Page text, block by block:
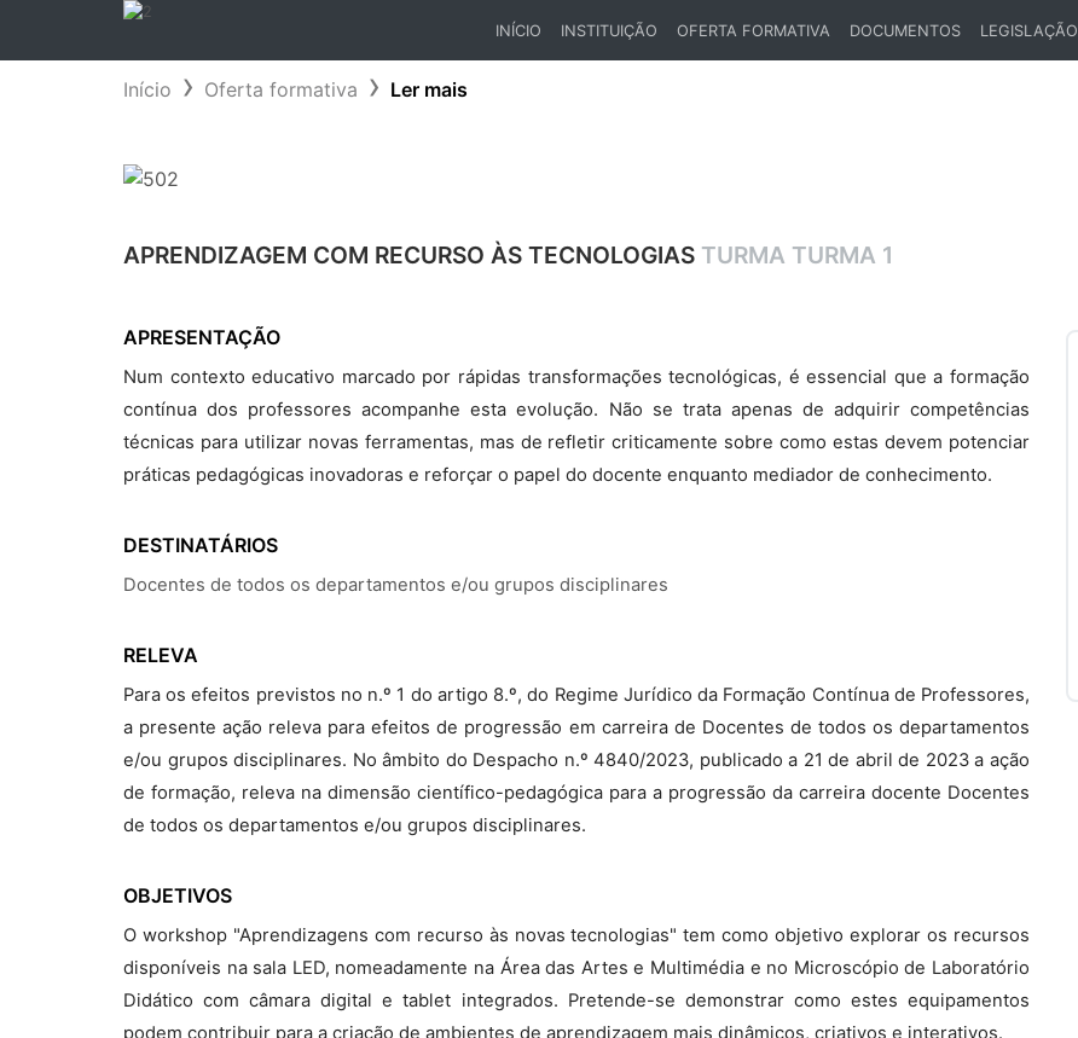
INÍCIO
INSTITUIÇÃO OFERTA FORMATIVA DOCUMENTOS LEGISLAÇÃO
Início Oferta formativa Ler mais
APRENDIZAGEM COM RECURSO ÀS TECNOLOGIAS TURMA TURMA 1
APRESENTAÇÃO
Num contexto educativo marcado por rápidas transformações tecnológicas, é essencial que a formação
contínua dos professores acompanhe esta evolução. Não se trata apenas de adquirir competências
técnicas para utilizar novas ferramentas, mas de refletir criticamente sobre como estas devem potenciar
práticas pedagógicas inovadoras e reforçar o papel do docente enquanto mediador de conhecimento.
DESTINATÁRIOS
Docentes de todos os departamentos e/ou grupos disciplinares
RELEVA
Para os efeitos previstos no n.º 1 do artigo 8.º, do Regime Jurídico da Formação Contínua de Professores,
a presente ação releva para efeitos de progressão em carreira de Docentes de todos os departamentos
e/ou grupos disciplinares. No âmbito do Despacho n.º 4840/2023, publicado a 21 de abril de 2023 a ação
de formação, releva na dimensão científico-pedagógica para a progressão da carreira docente Docentes
de todos os departamentos e/ou grupos disciplinares.
OBJETIVOS
O workshop "Aprendizagens com recurso às novas tecnologias" tem como objetivo explorar os recursos
disponíveis na sala LED, nomeadamente na Área das Artes e Multimédia e no Microscópio de Laboratório
Didático com câmara digital e tablet integrados. Pretende-se demonstrar como estes equipamentos
podem contribuir para a criação de ambientes de aprendizagem mais dinâmicos, criativos e interativos.